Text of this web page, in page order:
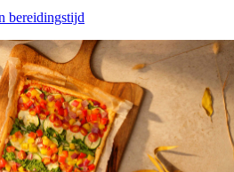
bereidingstijd